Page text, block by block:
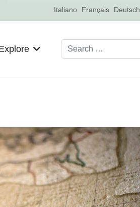
Select your language
Italiano Français Deutsch
Search